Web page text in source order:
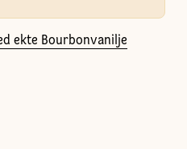
ekte Bourbonvanilje